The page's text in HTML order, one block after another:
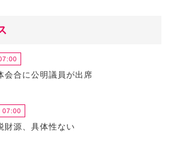
会合に公明議員が出席
07:00
財源、具体性ない